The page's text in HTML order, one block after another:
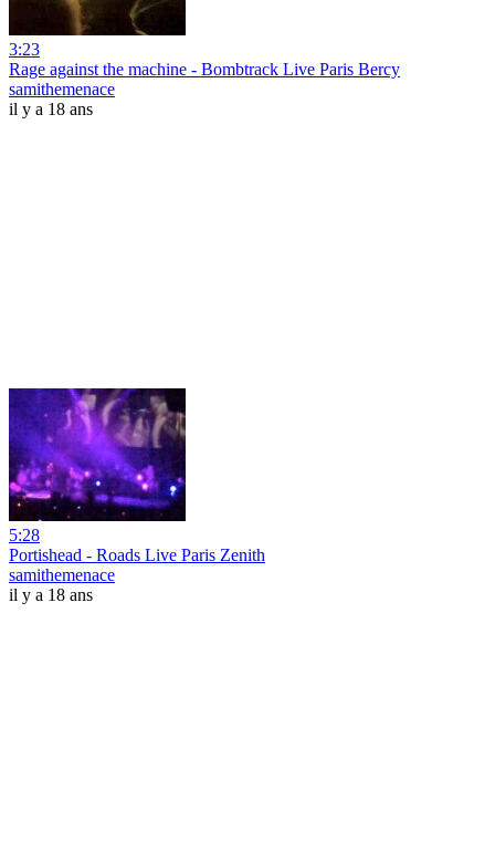
3:23
Rage against the machine - Bombtrack Live Paris Bercy
samithemenace
il y a 18 ans
5:28
Portishead - Roads Live Paris Zenith
samithemenace
il y a 18 ans